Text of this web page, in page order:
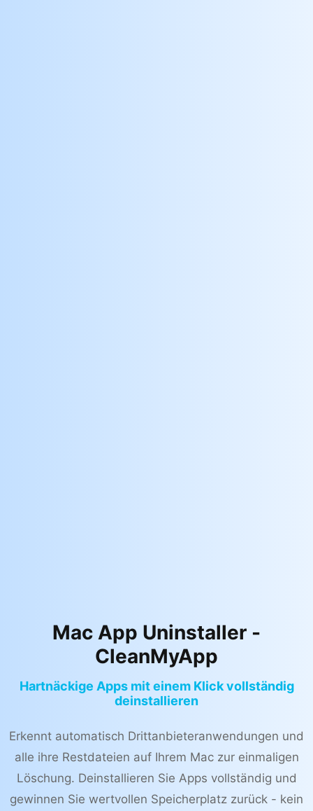
Mac App Uninstaller -
CleanMyApp
Hartnäckige Apps mit einem Klick vollständig
deinstallieren
Erkennt automatisch Drittanbieteranwendungen und
alle ihre Restdateien auf Ihrem Mac zur einmaligen
Löschung. Deinstallieren Sie Apps vollständig und
gewinnen Sie wertvollen Speicherplatz zurück - kein